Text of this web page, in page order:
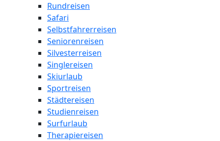
Rundreisen
Safari
Selbstfahrerreisen
Seniorenreisen
Silvesterreisen
Singlereisen
Skiurlaub
Sportreisen
Städtereisen
Studienreisen
Surfurlaub
Therapiereisen